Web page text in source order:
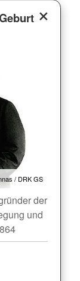
/ DRK GS
der
und